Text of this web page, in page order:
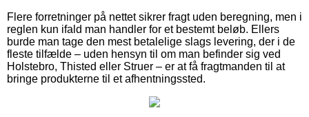
Flere forretninger på nettet sikrer fragt uden beregning, men i
reglen kun ifald man handler for et bestemt beløb. Ellers
burde man tage den mest betalelige slags levering, der i de
fleste tilfælde – uden hensyn til om man befinder sig ved
Holstebro, Thisted eller Struer – er at få fragtmanden til at
bringe produkterne til et afhentningssted.